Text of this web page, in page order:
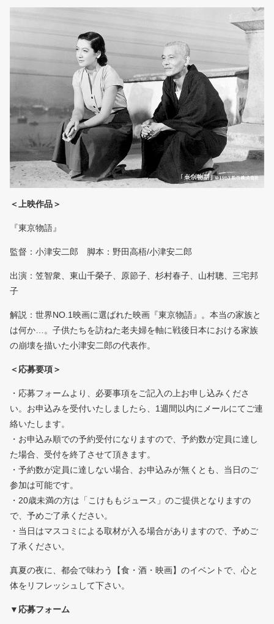
＜上映作品＞
『東京物語』
監督：小津安二郎 脚本：野田高梧/小津安二郎
出演：笠智衆、東山千榮子、原節子、杉村春子、山村聰、三宅邦
子
解説：世界NO.1映画に選ばれた映画『東京物語』。本当の家族と
は何か…。子供たちを訪ねた老夫婦を軸に戦後日本における家族
の崩壊を描いた小津安二郎の代表作。
＜応募要項＞
・応募フォームより、必要事項をご記入の上お申し込みくださ
い。お申込みを受付いたしましたら、1週間以内にメールにてご連
絡いたします。
・お申込み順での予約受付になりますので、予約数が定員に達し
た場合、受付を終了させて頂きます。
・予約数が定員に達しない場合、お申込みが無くとも、当日のご
参加は可能です。
・20歳未満の方は「こけももジュース」のご提供となりますの
で、予めご了承ください。
・当日はマスコミによる取材が入る場合がありますので、予めご
了承ください。
真夏の夜に、都会で味わう【食・酒・映画】のイベントで、心と
体をリフレッシュして下さい。
▼応募フォーム